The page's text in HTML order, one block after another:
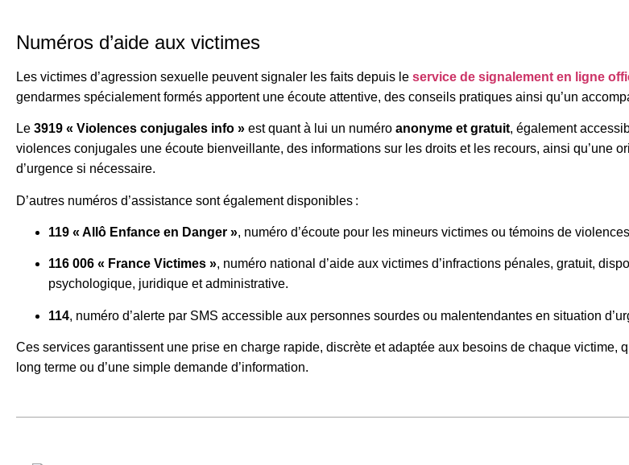
Numéros d’aide aux victimes
Les victimes d’agression sexuelle peuvent signaler les faits depuis le service de signalement en ligne
gendarmes spécialement formés apportent une écoute attentive, des conseils pratiques ainsi qu’un
Le 3919 « Violences conjugales info » est quant à lui un numéro anonyme et gratuit, également
violences conjugales une écoute bienveillante, des informations sur les droits et les recours, ainsi qu’une
d’urgence si nécessaire.
D’autres numéros d’assistance sont également disponibles :
119 « Allô Enfance en Danger », numéro d’écoute pour les mineurs victimes ou témoins de
116 006 « France Victimes », numéro national d’aide aux victimes d’infractions pénales, gratuit,
psychologique, juridique et administrative.
114, numéro d’alerte par SMS accessible aux personnes sourdes ou malentendantes en situation
Ces services garantissent une prise en charge rapide, discrète et adaptée aux besoins de chaque victime,
long terme ou d’une simple demande d’information.